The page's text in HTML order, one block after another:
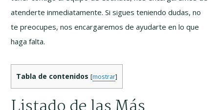
atenderte inmediatamente. Si sigues teniendo dudas, no
te preocupes, nos encargaremos de ayudarte en lo que
haga falta.
Tabla de contenidos [mostrar]